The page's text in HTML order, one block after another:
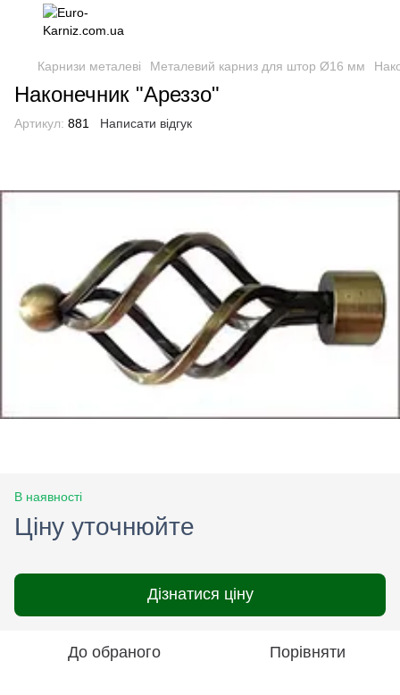
Карнизи металеві Металевий карниз для штор Ø16 мм
Наконечник "Ареззо"
Артикул: 881 Написати відгук
В наявності
Ціну уточнюйте
Дізнатися ціну
До обраного Порівняти